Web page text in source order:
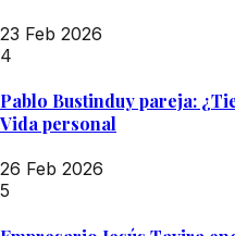
23 Feb 2026
4
Pablo Bustinduy pareja:
Vida personal
26 Feb 2026
5